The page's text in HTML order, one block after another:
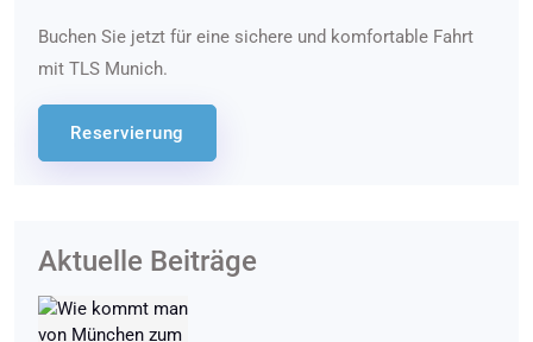
Buchen Sie jetzt für eine sichere und komfortable Fahrt
mit TLS Munich.
Reservierung
Aktuelle Beiträge